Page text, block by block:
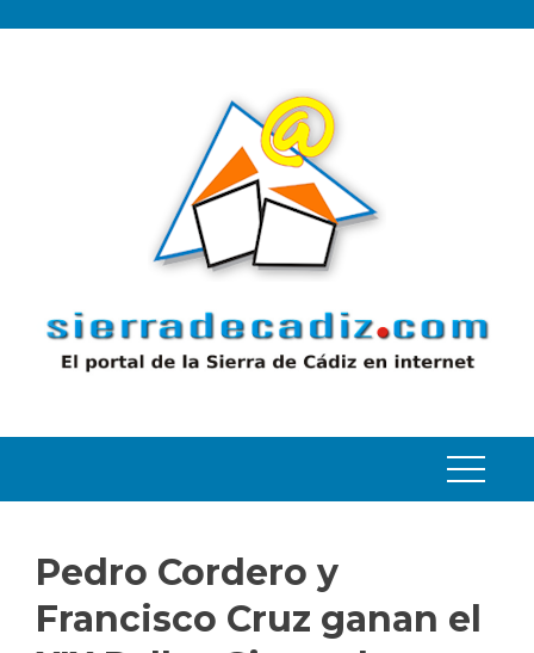
Pedro Cordero y
Francisco Cruz ganan el